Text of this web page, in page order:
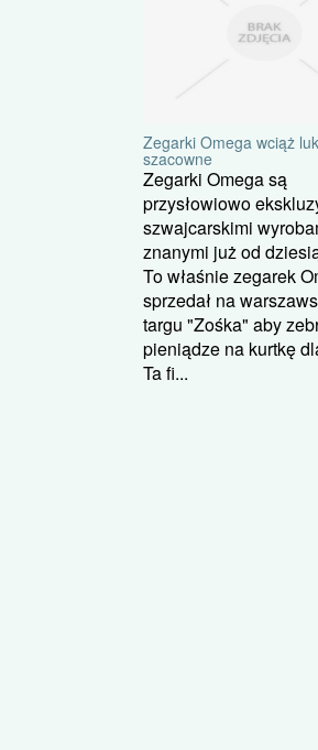
Zegarki Omega wciąż
szacowne
Zegarki Omega są
przysłowiowo
szwajcarskimi
znanymi już od
To właśnie zegarek
sprzedał na
targu "Zośka" aby
pieniądze na kurtkę
Ta fi...